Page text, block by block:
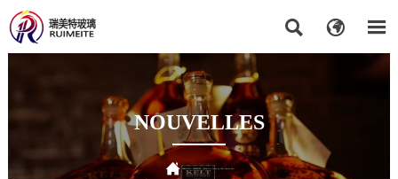
  
NOUVELLES
